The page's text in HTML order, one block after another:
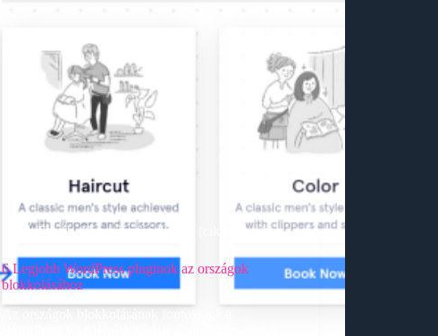
Egyéb,Keresőoptimalizálás (cikkek)
6 Legjobb WordPress pluginok az országok
blokkolásához